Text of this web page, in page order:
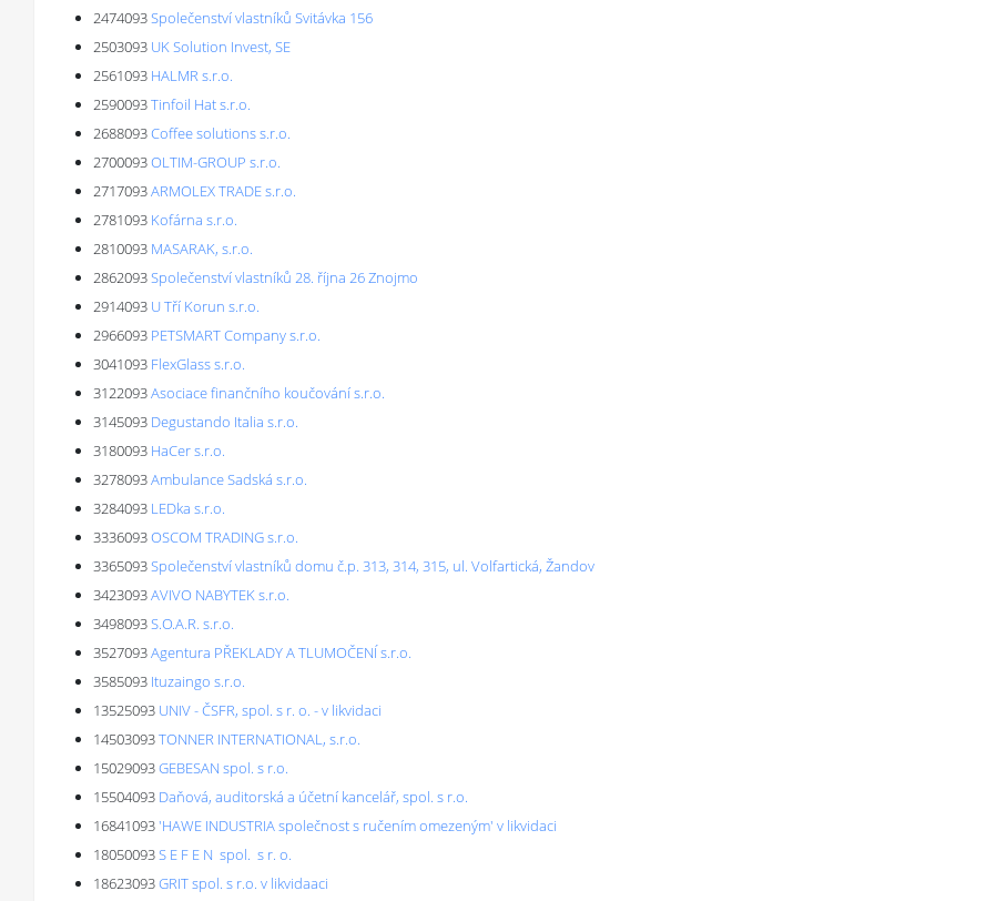
2474093Společenství vlastníků Svitávka 156
2503093 UK Solution Invest, SE
2561093 HALMR s.r.o.
2590093Tinfoil Hat s.r.o.
2688093Coffee solutions s.r.o.
2700093OLTIM-GROUP s.r.o.
2717093ARMOLEX TRADE s.r.o.
2781093 Kofárna s.r.o.
2810093 MASARAK, s.r.o.
2862093Společenství vlastníků 28. října 26 Znojmo
2914093 U Tří Korun s.r.o.
2966093 PETSMART Company s.r.o.
3041093 FlexGlass s.r.o.
3122093Asociace finančního koučování s.r.o.
3145093 Degustando Italia s.r.o.
3180093 HaCer s.r.o.
3278093Ambulance Sadská s.r.o.
3284093 LEDka s.r.o.
3336093OSCOM TRADING s.r.o.
3365093Společenství vlastníků domu č.p. 313, 314, 315, ul. Volfartická, Žandov
3423093AVIVO NABYTEK s.r.o.
3498093S.O.A.R. s.r.o.
3527093Agentura PŘEKLADY A TLUMOČENÍ s.r.o.
3585093 Ituzaingo s.r.o.
13525093 UNIV - ČSFR, spol. s r. o. - v likvidaci
14503093TONNER INTERNATIONAL, s.r.o.
15029093GEBESAN spol. s r.o.
15504093 Daňová, auditorská a účetní kancelář, spol. s r.o.
16841093'HAWE INDUSTRIA společnost s ručením omezeným' v likvidaci
18050093S E F E N spol. s r. o.
18623093GRIT spol. s r.o. v likvidaaci